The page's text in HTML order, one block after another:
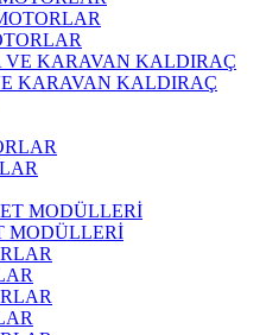
KARAVAN KALDIRAÇ
MODÜLLERİ